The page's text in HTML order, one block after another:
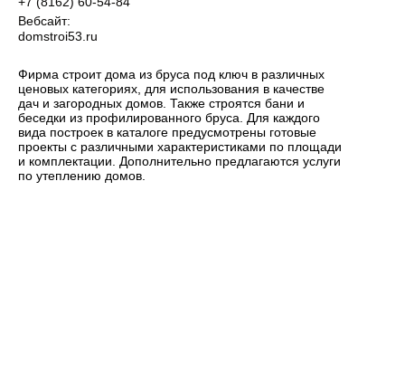
Вебсайт:
domstroi53.ru
Фирма строит дома из бруса под ключ в различных
ценовых категориях, для использования в качестве
дач и загородных домов. Также строятся бани и
беседки из профилированного бруса. Для каждого
вида построек в каталоге предусмотрены готовые
проекты с различными характеристиками по площади
и комплектации. Дополнительно предлагаются услуги
по утеплению домов.